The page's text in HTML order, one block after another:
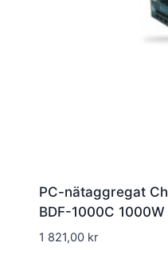
PC-nätaggregat
BDF-1000C 1000W
1 821,00 kr